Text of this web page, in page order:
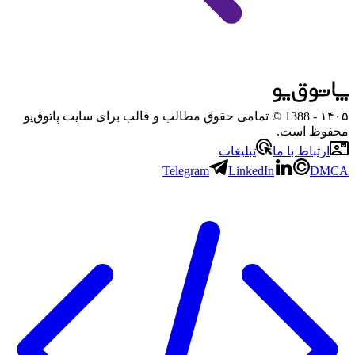
۱۴۰۵
- 1388 © تمامی حقوق مطالب و قالب برای سایت پاتوق‌یو
محفوظ است.
ارتباط با ما
تبلیغات
Telegram
LinkedIn DMCA